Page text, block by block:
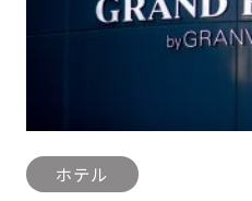
ホテル